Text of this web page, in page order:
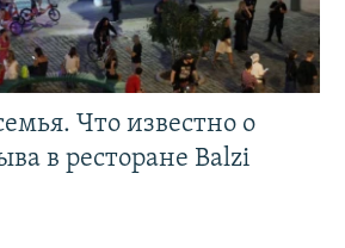
Что известно о
в ресторане Balzi